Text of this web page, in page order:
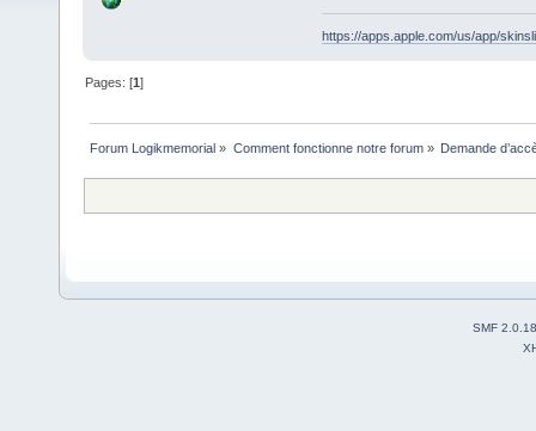
https://apps.apple.com/us/app/
Pages: [1]
Forum Logikmemorial » Comment fonctionne notre forum» Demande
SMF 2.0.18